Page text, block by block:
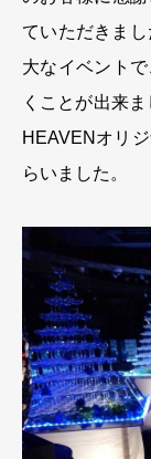
ていただきま
大なイベント
くことが出来
HEAVENオリ
らいました。